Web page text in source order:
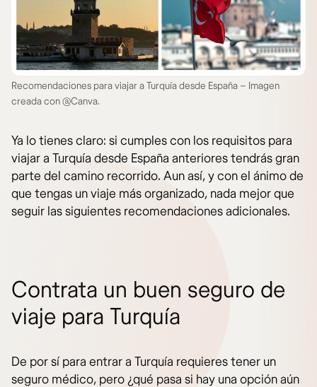
Recomendaciones para viajar a Turquía desde España – Imagen
creada con @Canva.
Ya lo tienes claro: si cumples con los requisitos para
viajar a Turquía desde España anteriores tendrás gran
parte del camino recorrido. Aun así, y con el ánimo de
que tengas un viaje más organizado, nada mejor que
seguir las siguientes recomendaciones adicionales.
Contrata un buen seguro de
viaje para Turquía
De por sí para entrar a Turquía requieres tener un
seguro médico, pero ¿qué pasa si hay una opción aún